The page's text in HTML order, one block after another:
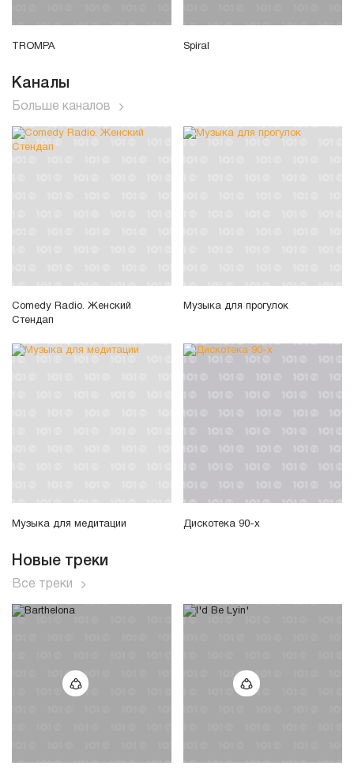
TROMPA Spiral
Каналы
Больше каналов
Comedy Radio. Женский
Стендап
Музыка для прогулок
Музыка для медитации Дискотека 90-х
Новые треки
Все треки